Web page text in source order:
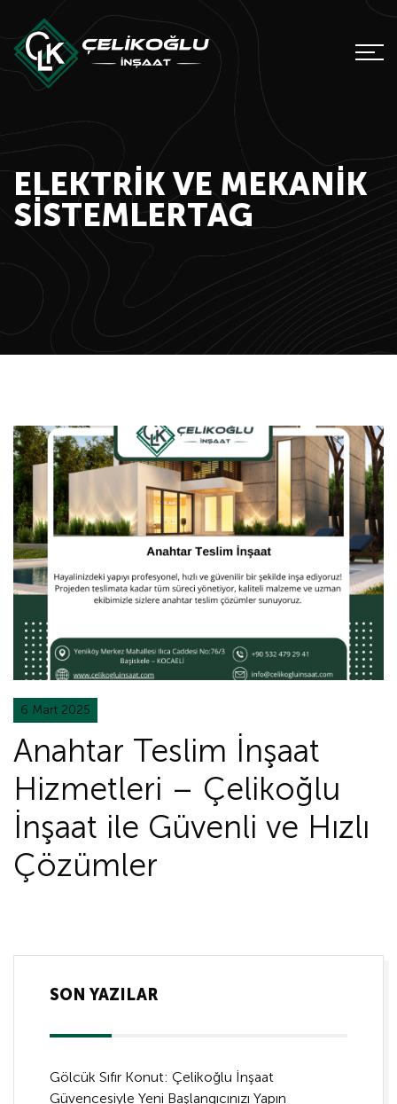
ELEKTRIK VE MEKANIK
SISTEMLERTAG
6 Mart 2025
Anahtar Teslim İnşaat
Hizmetleri – Çelikoğlu
İnşaat ile Güvenli ve Hızlı
Çözümler
SON YAZILAR
Gölcük Sıfır Konut: Çelikoğlu İnşaat
Güvencesiyle Yeni Başlangıcınızı Yapın